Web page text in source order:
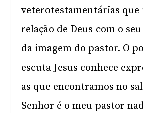
veterotestamentárias que
relação de Deus com o
da imagem do pastor. O
escuta Jesus conhece
as que encontramos no
Senhor é o meu pastor